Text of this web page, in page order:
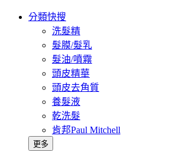
分類快搜
洗髮精
髮膜/髮乳
髮油/噴霧
頭皮精華
頭皮去角質
養髮液
乾洗髮
肯邦Paul Mitchell
更多